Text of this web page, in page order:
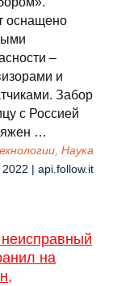
оснащено
–
и
Забор
с Россией
…
Наука
| api.follow.it
на